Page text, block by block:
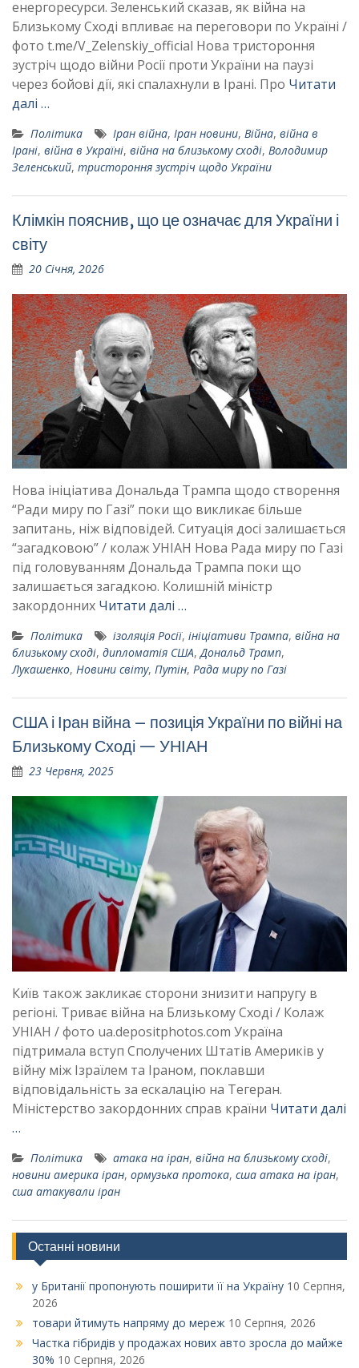
енергоресурси. Зеленський сказав, як війна на
Близькому Сході впливає на переговори по Україні /
фото t.me/V_Zelenskiy_official Нова тристороння
зустріч щодо війни Росії проти України на паузі
через бойові дії, які спалахнули в Ірані. Про Читати
далі …
Політика Іран війна, Іран новини, Війна, війна в
Ірані, війна в Україні, війна на близькому сході, Володимир
Зеленський, тристороння зустріч щодо України
Клімкін пояснив, що це означає для України і
світу
20 Січня, 2026
Нова ініціатива Дональда Трампа щодо створення
“Ради миру по Газі” поки що викликає більше
запитань, ніж відповідей. Ситуація досі залишається
“загадковою” / колаж УНІАН Нова Рада миру по Газі
під головуванням Дональда Трампа поки що
залишається загадкою. Колишній міністр
закордонних Читати далі …
Політика ізоляція Росії, ініціативи Трампа, війна на
близькому сході, дипломатія США,Дональд Трамп,
Лукашенко, Новини світу, Путін, Рада миру по Газі
США і Іран війна – позиція України по війні на
Близькому Сході — УНІАН
23 Червня, 2025
Київ також закликає сторони знизити напругу в
регіоні. Триває війна на Близькому Сході / Колаж
УНІАН / фото ua.depositphotos.com Україна
підтримала вступ Сполучених Штатів Америків у
війну між Ізраїлем та Іраном, поклавши
відповідальність за ескалацію на Тегеран.
Міністерство закордонних справ країни Читати далі
…
Політика атака на іран, війна на близькому сході,
новини америка іран, ормузька протока, сша атака на іран,
сша атакували іран
Останні новини
у Британії пропонують поширити її на Україну 10 Серпня,
2026
товари йтимуть напряму до мереж 10 Серпня, 2026
Частка гібридів у продажах нових авто зросла до майже
30% 10 Серпня, 2026